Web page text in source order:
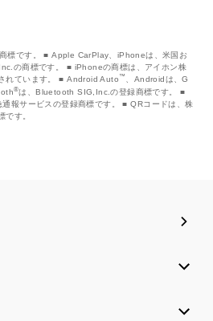
標です。
Apple CarPlay、iPhoneは、米国お
の商標です。
iPhoneの商標は、アイホン株
れています。
Android Auto ™ 、Androidは、G
®は、Bluetooth SIG,Inc.の登録商標です。
通報サービスの登録商標です。
QRコードは、株
です。